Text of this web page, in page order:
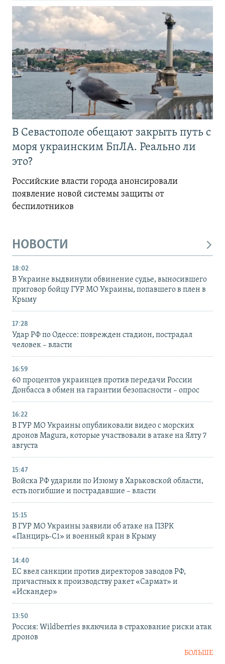
В Севастополе обещают закрыть путь с
моря украинским БпЛА. Реально ли
это?
Российские власти города анонсировали
появление новой системы защиты от
беспилотников
НОВОСТИ
18:02
В Украине выдвинули обвинение судье, выносившего
приговор бойцу ГУР МО Украины, попавшего в плен в
Крыму
17:28
Удар РФ по Одессе: поврежден стадион, пострадал
человек – власти
16:59
60 процентов украинцев против передачи России
Донбасса в обмен на гарантии безопасности – опрос
16:22
В ГУР МО Украины опубликовали видео с морских
дронов Magura, которые участвовали в атаке на Ялту 7
августа
15:47
Войска РФ ударили по Изюму в Харьковской области,
есть погибшие и пострадавшие – власти
15:15
В ГУР МО Украины заявили об атаке на ПЗРК
«Панцирь-С1» и военный кран в Крыму
14:40
ЕС ввел санкции против директоров заводов РФ,
причастных к производству ракет «Сармат» и
«Искандер»
13:50
Россия: Wildberries включила в страхование риски атак
дронов
БОЛЬШЕ